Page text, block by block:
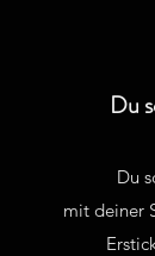
Du
Du
mit deiner